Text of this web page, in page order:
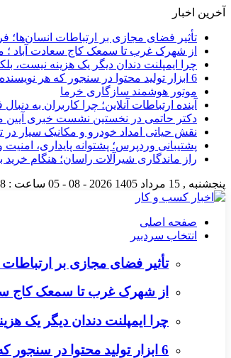
آخرین اخبار
تأثیر فضای مجازی بر ارتباطات انسان‌ها؛
از شهرک غرب تا سمعک کاج سعادت آباد ؛
چرا ایمپلنت دندان دیگر یک هزینه نیست،
6 ابزار تولید محتوا در سنجور که هر نویسنده به آن‌ها نیاز دارد
موتور هوشمند سازگاری خرما
آینده ارتباطات آنلاین؛ چرا کاربران به
دکتر حاتمی در نخستین نشست خبری
نقش حیاتی امداد خودرو و مکانیک سیار
پشتیبانی وردپرس؛ پشتوانه پایداری،
راز ماندگاری شیرآلات راسان؛ هنگام خرید
پنجشنبه , 15 مرداد 1405 2026 - 08 - 05 ساعت :
صفحه اصلی
انتخاب سردبیر
تأثیر فضای مجازی بر
از شهرک غرب تا سمعک کاج
چرا ایمپلنت دندان دیگر یک
6 ابزار تولید محتوا در سنجور که هر نویسنده به آن‌ها نیاز دارد